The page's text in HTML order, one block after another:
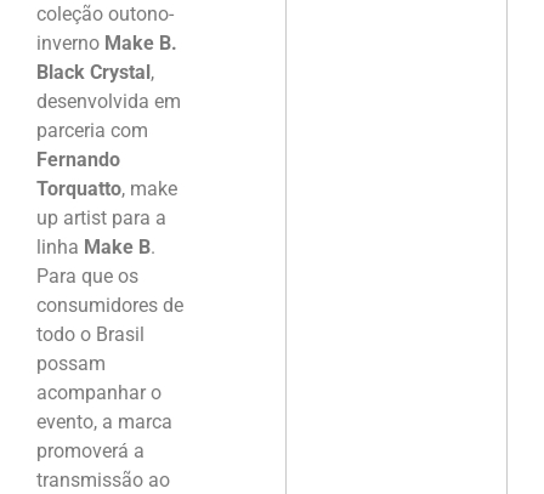
coleção outono-
inverno Make B.
Black Crystal,
desenvolvida em
parceria com
Fernando
Torquatto, make
up artist para a
linha Make B.
Para que os
consumidores de
todo o Brasil
possam
acompanhar o
evento, a marca
promoverá a
transmissão ao